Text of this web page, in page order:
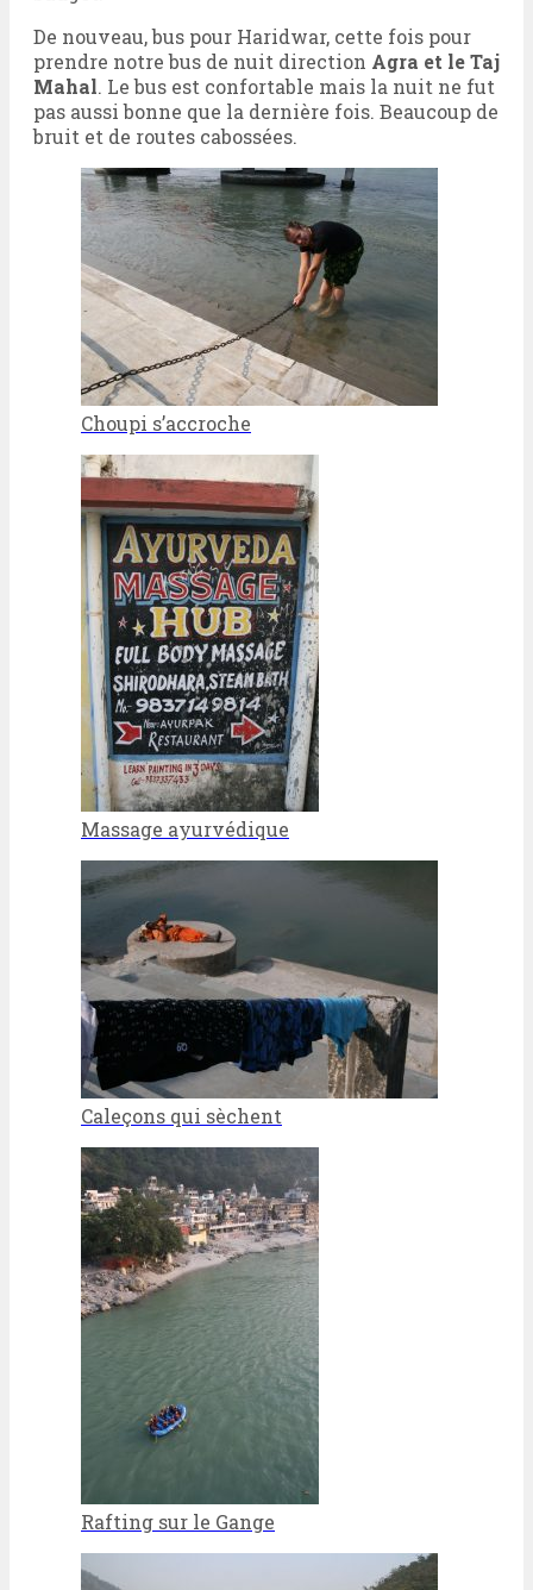
De nouveau, bus pour Haridwar, cette fois pour
prendre notre bus de nuit direction Agra et le Taj
Mahal. Le bus est confortable mais la nuit ne fut
pas aussi bonne que la dernière fois. Beaucoup de
bruit et de routes cabossées.
Choupi s’accroche
Massage ayurvédique
Caleçons qui sèchent
Rafting sur le Gange